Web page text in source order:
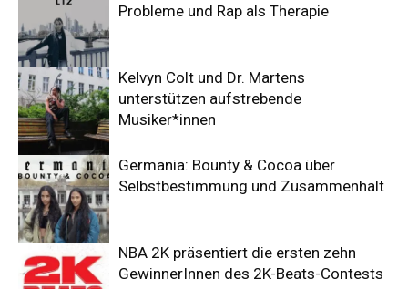
Probleme und Rap als Therapie
Kelvyn Colt und Dr. Martens
unterstützen aufstrebende
Musiker*innen
Germania: Bounty & Cocoa über
Selbstbestimmung und Zusammenhalt
NBA 2K präsentiert die ersten zehn
GewinnerInnen des 2K-Beats-Contests